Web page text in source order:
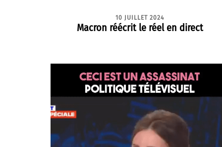
10 JUILLET 2024
Macron réécrit le réel en direct